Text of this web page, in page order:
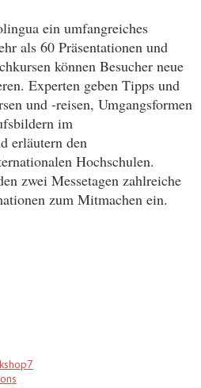
ein umfangreiches
als 60 Präsentationen und
können Besucher neue
Experten geben Tipps und
und -reisen, Umgangsformen
im
erläutern den
Hochschulen.
zwei Messetagen zahlreiche
zum Mitmachen ein.
7